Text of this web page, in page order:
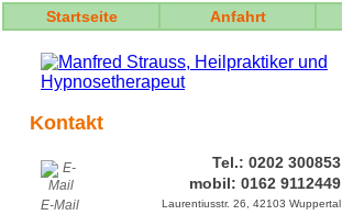
Startseite Anfahrt
Kontakt
E-Mail
Tel.: 0202 300853
mobil: 0162 9112449
Laurentiusstr. 26, 42103 Wuppertal